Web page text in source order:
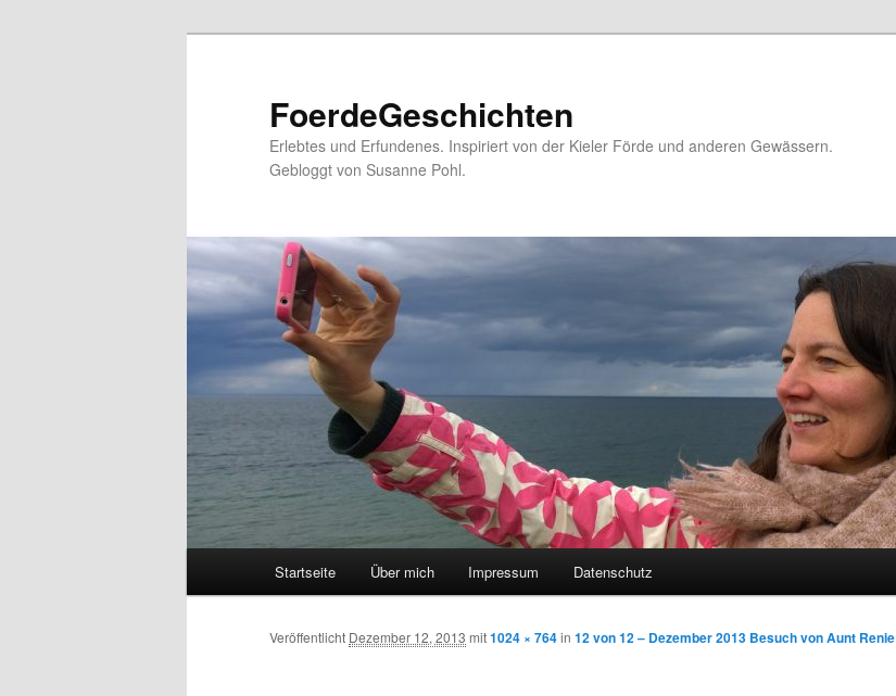
FoerdeGeschichten
Erlebtes und Erfundenes. Inspiriert von der Kieler Förde und anderen Gewässern.
Gebloggt von Susanne Pohl.
Zum
Inhalt
Startseite Über mich Impressum Datenschutz
Veröffentlicht Dezember 12, 2013 mit1024 × 764in 12 von 12 – Dezember 2013 Besuch von Aunt Renie